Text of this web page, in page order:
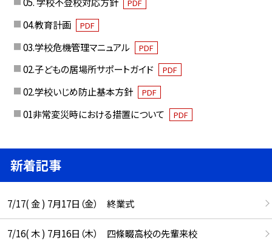
PDF
04.教育計画 PDF
03.学校危機管理マニュアル PDF
02.子どもの居場所サポートガイド PDF
02.学校いじめ防止基本方針 PDF
01非常変災時における措置について PDF
新着記事
7/17( 金 ) 7月17日（金） 終業式
7/16( 木 ) 7月16日（木） 四條畷高校の先輩来校